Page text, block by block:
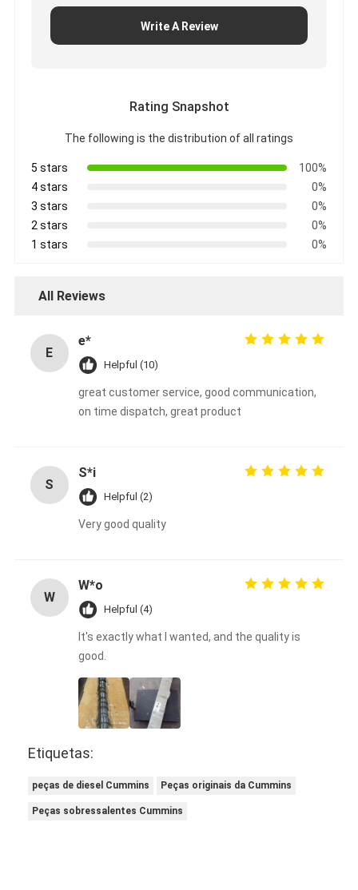
Write A Review
Rating Snapshot
The following is the distribution of all ratings
5 stars
100%
4 stars
0%
3 stars
0%
2 stars
0%
1 stars
0%
All Reviews
E
e*
Helpful (10)
great customer service, good communication,
on time dispatch, great product
S
S*i
Helpful (2)
Very good quality
W
W*o
Helpful (4)
It's exactly what I wanted, and the quality is
good.
Etiquetas:
peças de diesel Cummins Peças originais da Cummins
Peças sobressalentes Cummins